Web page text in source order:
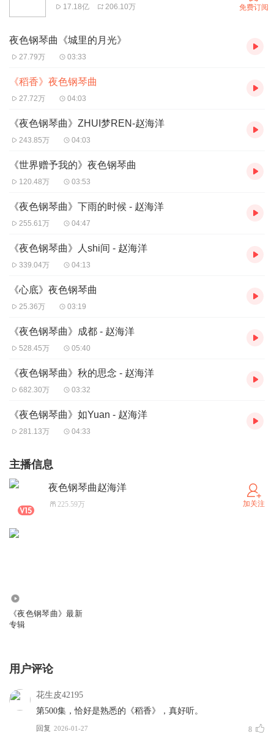
17.18亿 206.10万 免费订阅
夜色钢琴曲《城里的月光》
27.79万 03:33
《稻香》夜色钢琴曲
27.72万 04:03
《夜色钢琴曲》ZHUI梦REN-赵海洋
243.85万 04:03
《世界赠予我的》夜色钢琴曲
120.48万 03:53
《夜色钢琴曲》下雨的时候 - 赵海洋
255.61万 04:47
《夜色钢琴曲》人shi间 - 赵海洋
339.04万 04:13
《心底》夜色钢琴曲
25.36万 03:19
《夜色钢琴曲》成都 - 赵海洋
528.45万 05:40
《夜色钢琴曲》秋的思念 - 赵海洋
682.30万 03:32
《夜色钢琴曲》如Yuan - 赵海洋
281.13万 04:33
主播信息
夜色钢琴曲赵海洋
225.59万 加关注
《夜色钢琴曲》最新
专辑
用户评论
花生皮42195
第500集，恰好是熟悉的《稻香》，真好听。
回复 2026-01-27 8